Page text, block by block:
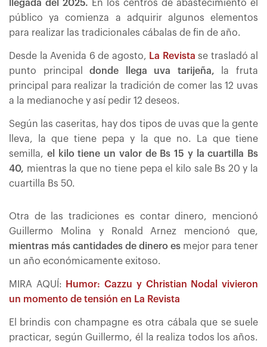
llegada del 2025. En los centros de abastecimiento el
público ya comienza a adquirir algunos elementos
para realizar las tradicionales cábalas de fin de año.
Desde la Avenida 6 de agosto, La Revista se trasladó al
punto principaldonde llega uva tarijeña, la fruta
principal para realizar la tradición de comer las 12 uvas
a la medianoche y así pedir 12 deseos.
Según las caseritas, hay dos tipos de uvas que la gente
lleva, la que tiene pepa y la que no. La que tiene
semilla, el kilo tiene un valor de Bs 15 y la cuartilla Bs
40, mientras la que no tiene pepa el kilo sale Bs 20 y la
cuartilla Bs 50.
Otra de las tradiciones es contar dinero, mencionó
Guillermo Molina y Ronald Arnez mencionó que,
mientras más cantidades de dinero es mejor para tener
un año económicamente exitoso.
MIRA AQUÍ:
Humor: Cazzu y Christian Nodal vivieron
un momento de tensión en La Revista
El brindis con champagne es otra cábala que se suele
practicar, según Guillermo, él la realiza todos los años.